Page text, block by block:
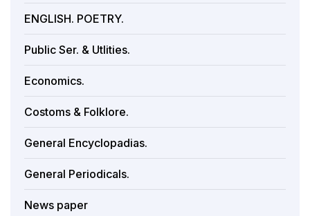
ENGLISH. POETRY.
Public Ser. & Utlities.
Economics.
Costoms & Folklore.
General Encyclopadias.
General Periodicals.
News paper